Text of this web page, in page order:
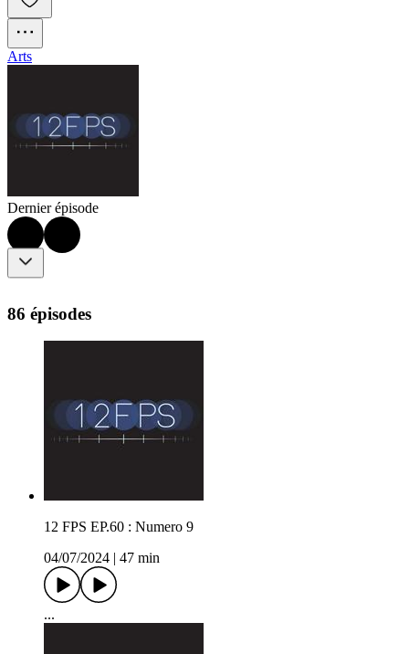
Arts
Dernier épisode
86 épisodes
12 FPS EP.60 : Numero 9
04/07/2024
47 min
...